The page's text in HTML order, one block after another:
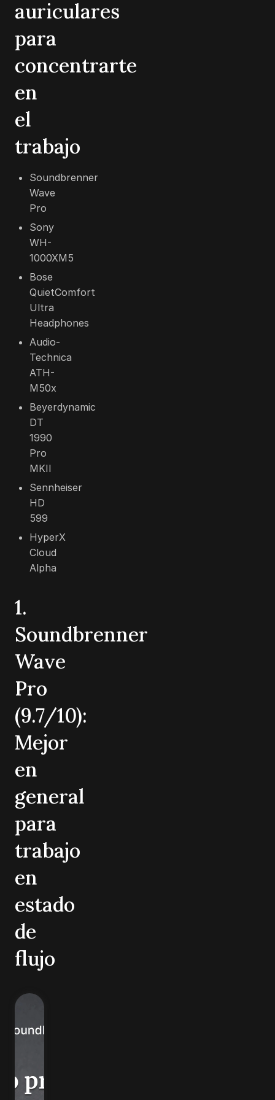
auriculares
para
concentrarte
en
el
trabajo
Soundbrenner
Wave
Pro
Sony
WH-
1000XM5
Bose
QuietComfort
Ultra
Headphones
Audio-
Technica
ATH-
M50x
Beyerdynamic
DT
1990
Pro
MKII
Sennheiser
HD
599
HyperX
Cloud
Alpha
1.
Soundbrenner
Wave
Pro
(9.7/10):
Mejor
en
general
para
trabajo
en
estado
de
flujo